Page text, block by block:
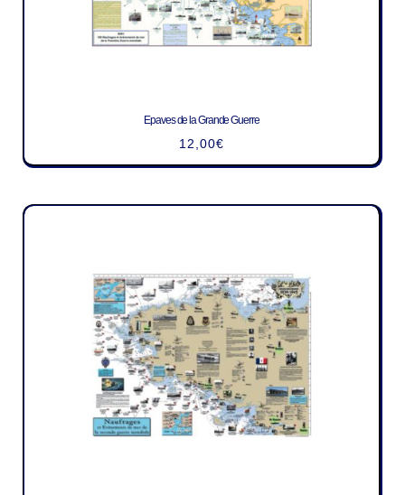
Epaves de la Grande Guerre
12,00€